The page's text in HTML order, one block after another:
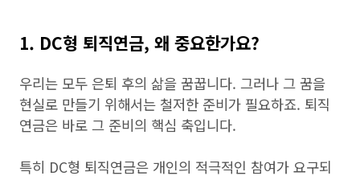
1. DC형 퇴직연금, 왜 중요한가요?
우리는 모두 은퇴 후의 삶을 꿈꿉니다. 그러나 그 꿈을
현실로 만들기 위해서는 철저한 준비가 필요하죠. 퇴직
연금은 바로 그 준비의 핵심 축입니다.
특히 DC형 퇴직연금은 개인의 적극적인 참여가 요구되